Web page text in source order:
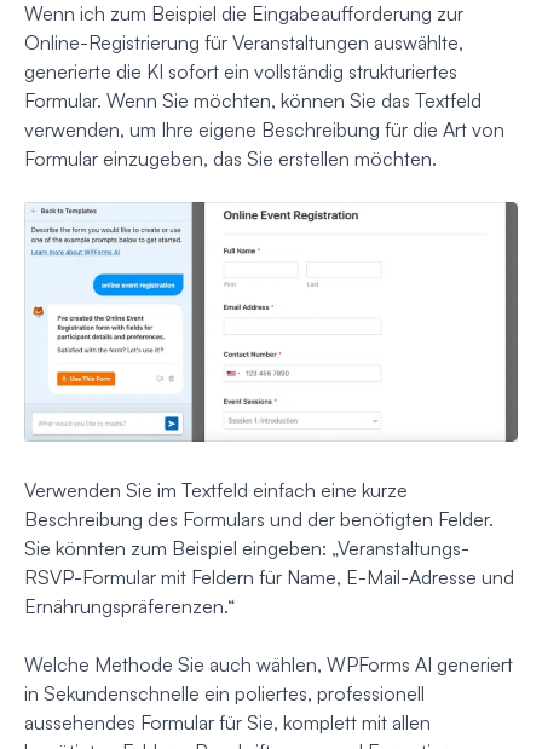
Wenn ich zum Beispiel die Eingabeaufforderung zur
Online-Registrierung für Veranstaltungen auswählte,
generierte die KI sofort ein vollständig strukturiertes
Formular. Wenn Sie möchten, können Sie das Textfeld
verwenden, um Ihre eigene Beschreibung für die Art von
Formular einzugeben, das Sie erstellen möchten.
Verwenden Sie im Textfeld einfach eine kurze
Beschreibung des Formulars und der benötigten Felder.
Sie könnten zum Beispiel eingeben: „Veranstaltungs-
RSVP-Formular mit Feldern für Name, E-Mail-Adresse und
Ernährungspräferenzen.“
Welche Methode Sie auch wählen, WPForms AI generiert
in Sekundenschnelle ein poliertes, professionell
aussehendes Formular für Sie, komplett mit allen